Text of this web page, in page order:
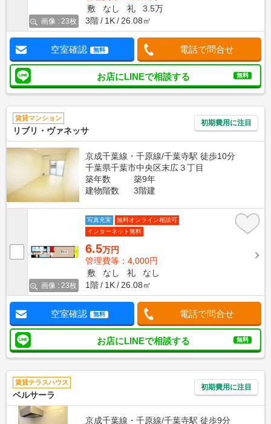
画像 : 23枚
敷
なし 礼
3.5万
3階
1K 26.08㎡
空室確認 無料 電話で問合せ
お店にLINEで相談する 無料
賃貸マンション
リブリ・ヴァネッサ
初期費用に注目
京成千葉線・千原線/千葉寺駅 徒歩10分
千葉県千葉市中央区末広３丁目
築年数
築9年
建物階数
3階建
画像 : 23枚
写真充実
無料オンライン相談可
インターネット無料
6.5万円
管理費等：4,000円
敷
なし 礼
なし
1階
1K 26.08㎡
空室確認 無料 電話で問合せ
お店にLINEで相談する 無料
賃貸テラスハウス
ベルサーラ
初期費用に注目
京成千葉線・千原線/千葉寺駅 徒歩9分